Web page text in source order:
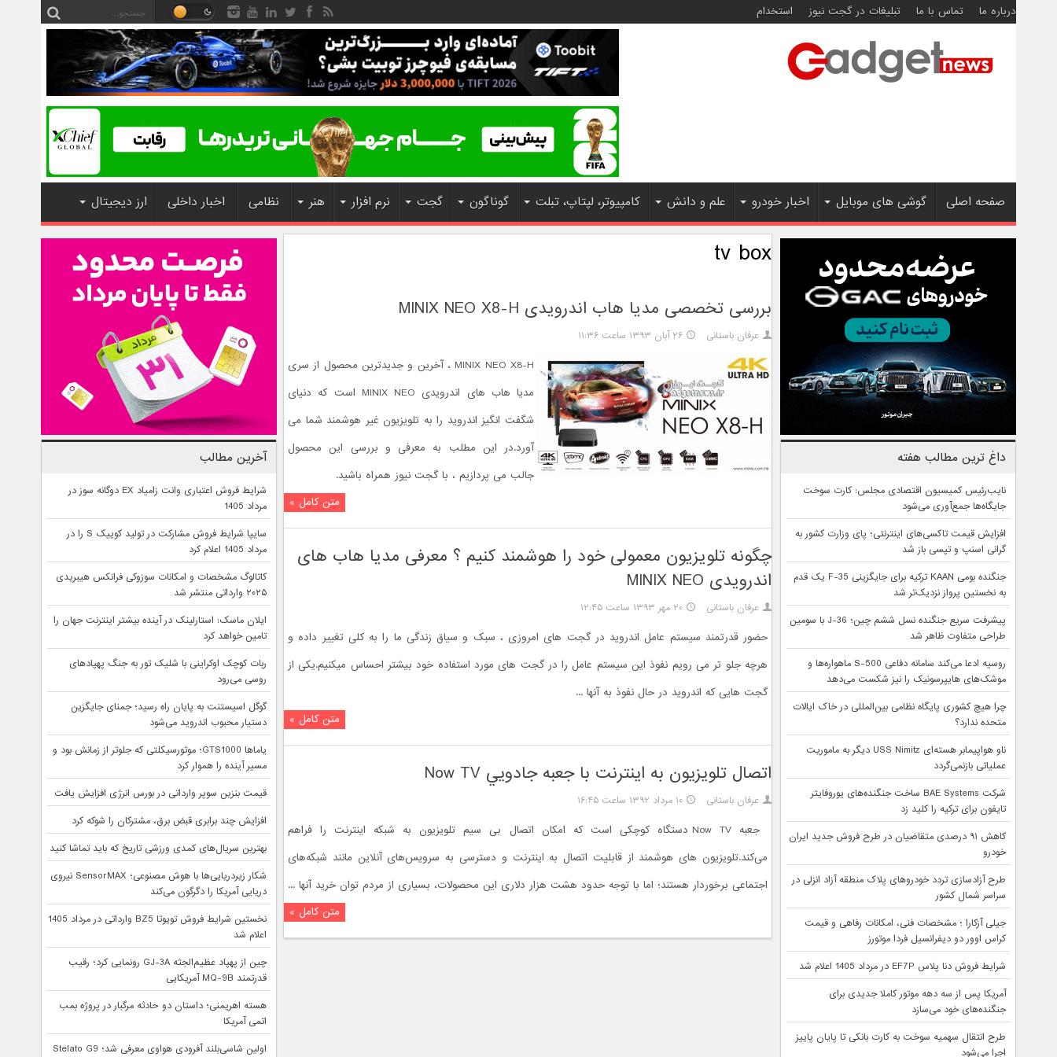
درباره ما تماس با ما تبلیغات در گجت نیوز استخدام
صفحه اصلی گوشی های موبایل اخبار خودرو علم و دانش کامپیوتر، لپتاپ، تبلت گوناگون گجت نرم افزار هنر نظامی اخبار داخلی ارز دیجیتال
tv box
بررسی تخصصی مدیا هاب اندرویدی MINIX NEO X8-H
عرفان باستانی ۲۶ آبان ۱۳۹۳ ساعت ۱۱:۳۶
MINIX NEO X8-H ، آخرین و جدیدترین محصول از سری
مدیا هاب های اندرویدی MINIX NEO است که دنیای
شگفت انگیز اندروید را به تلویزیون غیر هوشمند شما می
آورد.در این مطلب به معرفی و بررسی این محصول
جالب می پردازیم ، با گجت نیوز همراه باشید.
متن کامل »
چگونه تلویزیون معمولی خود را هوشمند کنیم ؟ معرفی مدیا هاب های
اندرویدی MINIX NEO
عرفان باستانی ۲۰ مهر ۱۳۹۳ ساعت ۱۲:۴۵
حضور قدرتمند سیستم عامل اندروید در گجت های امروزی ، سبک و سیاق زندگی ما را به کلی تغییر داده و
هرچه جلو تر می رویم نفوذ این سیستم عامل را در گجت های مورد استفاده خود بیشتر احساس میکنیم.یکی از
گجت هایی که اندروید در حال نفوذ به آنها ...
متن کامل »
اتصال تلويزيون به اينترنت با جعبه جادويي Now TV
عرفان باستانی ۱۰ مرداد ۱۳۹۲ ساعت ۱۶:۴۵
جعبه Now TV دستگاه کوچکی است که امکان اتصال بی سیم تلویزیون به شبکه اینترنت را فراهم
می‌کند.تلویزیون های هوشمند از قابلیت اتصال به اینترنت و دسترسی به سرویس‌های آنلاین مانند شبکه‌های
اجتماعی برخوردار هستند؛ اما با توجه حدود هشت هزار دلاری این محصولات، بسیاری از مردم توان خرید آنها ...
متن کامل »
داغ ترین مطالب هفته
نایب‌رئیس کمیسیون اقتصادی مجلس: کارت سوخت
جایگاه‌ها جمع‌آوری می‌شود
افزایش قیمت تاکسی‌های اینترنتی؛ پای وزارت کشور به
گرانی اسنپ و تپسی باز شد
جنگنده بومی KAAN ترکیه برای جایگزینی F-35 یک قدم
به نخستین پرواز نزدیک‌تر شد
پیشرفت سریع جنگنده نسل ششم چین؛ J-36 با سومین
طراحی متفاوت ظاهر شد
روسیه ادعا می‌کند سامانه دفاعی S-500 ماهواره‌ها و
موشک‌های هایپرسونیک را نیز شکست می‌دهد
چرا هیچ کشوری پایگاه نظامی بین‌المللی در خاک ایالات
متحده ندارد؟
ناو هواپیمابر هسته‌ای USS Nimitz دیگر به ماموریت
عملیاتی بازنمی‌گردد
شرکت BAE Systems ساخت جنگنده‌های یوروفایتر
تایفون برای ترکیه را کلید زد
کاهش ۹۱ درصدی متقاضیان در طرح فروش جدید ایران
خودرو
طرح آزادسازی تردد خودروهای پلاک منطقه آزاد انزلی در
سراسر شمال کشور
جیلی آزکارا ؛ مشخصات فنی، امکانات رفاهی و قیمت
کراس اوور دو دیفرانسیل فردا موتورز
شرایط فروش دنا پلاس EF7P در مرداد 1405 اعلام شد
آمریکا پس از سه دهه موتور کاملا جدیدی برای
جنگنده‌های خود می‌سازد
طرح انتقال سهمیه سوخت به کارت بانکی تا پایان پاییز
اجرا می‌شود
آخرین مطالب
شرایط فروش اعتباری وانت زامیاد EX دوگانه سوز در
مرداد 1405
سایپا شرایط فروش مشارکت در تولید کوییک S را در
مرداد 1405 اعلام کرد
کاتالوگ مشخصات و امکانات سوزوکی فرانکس هیبریدی
۲۰۲۵ وارداتی منتشر شد
ایلان ماسک: استارلینک در آینده بیشتر اینترنت جهان را
تامین خواهد کرد
ربات کوچک اوکراینی با شلیک تور به جنگ پهپادهای
روسی می‌رود
گوگل اسیستنت به پایان راه رسید؛ جمنای جایگزین
دستیار محبوب اندروید می‌شود
یاماها GTS1000؛ موتورسیکلتی که جلوتر از زمانش بود و
مسیر آینده را هموار کرد
قیمت بنزین سوپر وارداتی در بورس انرژی افزایش یافت
افزایش چند برابری قبض برق، مشترکان را شوکه کرد
بهترین سریال‌های کمدی ورزشی تاریخ که باید تماشا کنید
شکار زیردریایی‌ها با هوش مصنوعی؛ SensorMAX نیروی
دریایی آمریکا را دگرگون می‌کند
نخستین شرایط فروش تویوتا BZ5 وارداتی در مرداد 1405
اعلام شد
چین از پهپاد عظیم‌الجثه GJ-3A رونمایی کرد؛ رقیب
قدرتمند MQ-9B آمریکایی
هسته اهریمنی؛ داستان دو حادثه مرگبار در پروژه بمب
اتمی آمریکا
اولین شاسی‌بلند آفرودی هواوی معرفی شد؛ Stelato G9